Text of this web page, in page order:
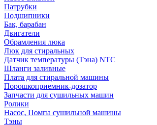
Патрубки
Подшипники
Бак, барабан
Двигатели
Обрамления люка
Люк для стиральных
Датчик температуры (Тэна) NTC
Шланги заливные
Плата для стиральной машины
Порошкоприемник-дозатор
Запчасти для сушильных машин
Ролики
Насос, Помпа сушильной машины
Тэны